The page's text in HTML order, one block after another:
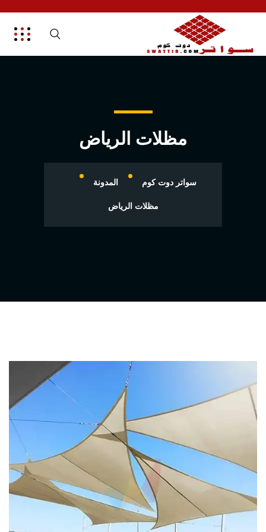
مظلات الرياض
سواتر دوت كوم المدونة
مظلات الرياض